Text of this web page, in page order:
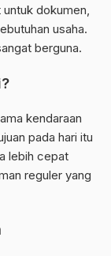
dokumen,
usaha.
berguna.
kendaraan
pada hari itu
lebih cepat
reguler yang